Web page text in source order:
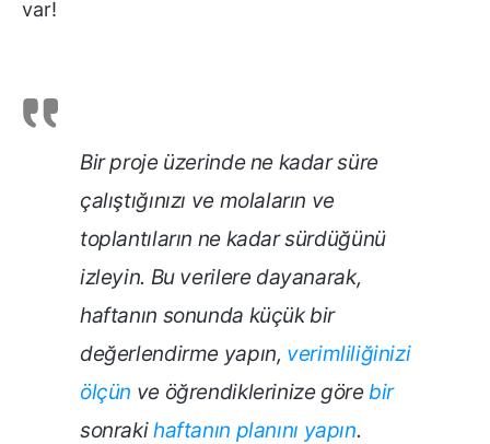
var!
Bir proje üzerinde ne kadar süre
çalıştığınızı ve molaların ve
toplantıların ne kadar sürdüğünü
izleyin. Bu verilere dayanarak,
haftanın sonunda küçük bir
değerlendirme yapın, verimliliğinizi
ölçün ve öğrendiklerinize görebir
sonrakihaftanın planını yapın.